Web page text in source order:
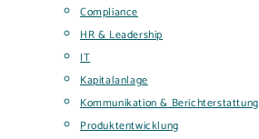
Compliance
HR & Leadership
IT
Kapitalanlage
Kommunikation & Berichterstattung
Produktentwicklung